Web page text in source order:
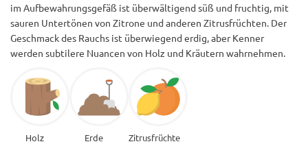
im Aufbewahrungsgefäß ist überwältigend süß und fruchtig, mit
sauren Untertönen von Zitrone und anderen Zitrusfrüchten. Der
Geschmack des Rauchs ist überwiegend erdig, aber Kenner
werden subtilere Nuancen von Holz und Kräutern wahrnehmen.
Holz Erde Zitrusfrüchte